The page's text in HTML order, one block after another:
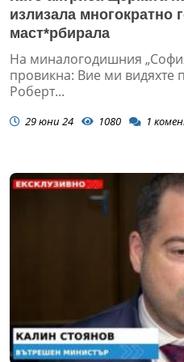
излизала многократно
маст*рбирала
На миналогодишния
провикна: Вие ми видяхте
Роберт...
29 юни 24 1080 1